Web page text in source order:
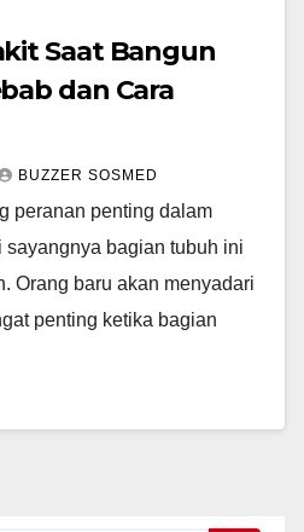
Saat Bangun
dan Cara
BUZZER SOSMED
peranan penting dalam
sayangnya bagian tubuh ini
Orang baru akan menyadari
penting ketika bagian